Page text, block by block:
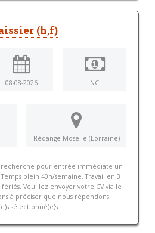
(h,f)
08-08-2026 NC
Rédange Moselle (Lorraine)
recherche pour entrée immédiate un
plein 40h/semaine. Travail en 3
Veuillez envoyer votre CV via le
à préciser que nous répondons
sélectionné(e)s.